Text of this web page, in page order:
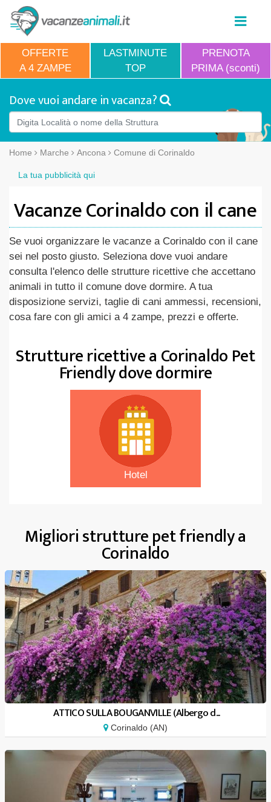
OFFERTE
A 4 ZAMPE
LASTMINUTE
TOP
PRENOTA
PRIMA (sconti)
Dove vuoi andare in vacanza?
Home Marche Ancona Comune di Corinaldo
La tua pubblicità qui
Vacanze Corinaldo con il cane
Se vuoi organizzare le vacanze a Corinaldo con il cane
sei nel posto giusto. Seleziona dove vuoi andare
consulta l'elenco delle strutture ricettive che accettano
animali in tutto il comune dove dormire. A tua
disposizione servizi, taglie di cani ammessi, recensioni,
cosa fare con gli amici a 4 zampe, prezzi e offerte.
Strutture ricettive a Corinaldo Pet
Friendly dove dormire
Hotel
Migliori strutture pet friendly a
Corinaldo
ATTICO SULLA BOUGANVILLE (Albergo d...
Corinaldo (AN)